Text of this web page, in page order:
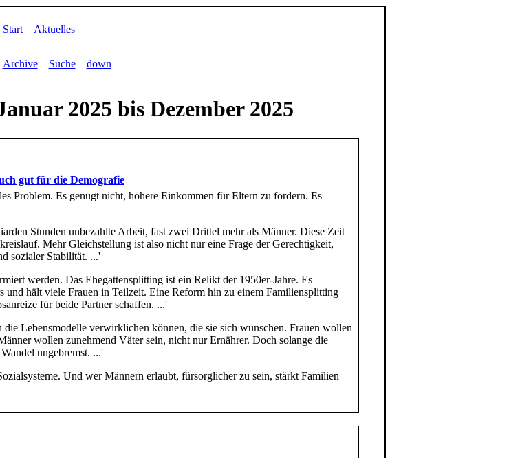
Start Aktuelles
Archive Suche down
2025 bis Dezember 2025
gut für die Demografie
Problem. Es genügt nicht, höhere Einkommen für Eltern zu fordern. Es
Stunden unbezahlte Arbeit, fast zwei Drittel mehr als Männer. Diese Zeit
Mehr Gleichstellung ist also nicht nur eine Frage der Gerechtigkeit,
sozialer Stabilität. ...'
werden. Das Ehegattensplitting ist ein Relikt der 1950er-Jahre. Es
und hält viele Frauen in Teilzeit. Eine Reform hin zu einem Familiensplitting
für beide Partner schaffen. ...'
Lebensmodelle verwirklichen können, die sie sich wünschen. Frauen wollen
wollen zunehmend Väter sein, nicht nur Ernährer. Doch solange die
ungebremst. ...'
Und wer Männern erlaubt, fürsorglicher zu sein, stärkt Familien